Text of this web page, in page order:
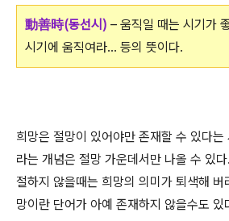
動善時(동선시) – 움직일 때는 시기가
시기에 움직여라... 등의 뜻이다.
희망은 절망이 있어야만 존재할 수 있다는
라는 개념은 절망 가운데서만 나올 수 있
절하지 않을때는 희망의 의미가 퇴색해 버
망이란 단어가 아예 존재하지 않을수도 있